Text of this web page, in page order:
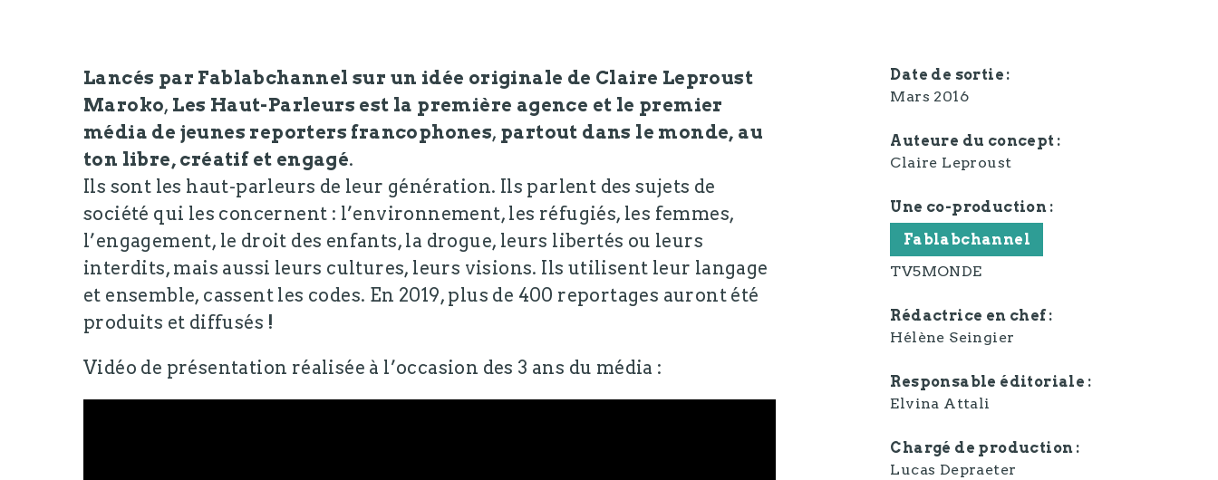
Lancés par Fablabchannel sur un idée originale de Claire Leproust
Maroko, Les Haut-Parleurs est la première agence et le premier
média de jeunes reporters francophones, partout dans le monde, au
ton libre, créatif et engagé.
Ils sont les haut-parleurs de leur génération. Ils parlent des sujets de
société qui les concernent : l’environnement, les réfugiés, les femmes,
l’engagement, le droit des enfants, la drogue, leurs libertés ou leurs
interdits, mais aussi leurs cultures, leurs visions. Ils utilisent leur langage
et ensemble, cassent les codes. En 2019, plus de 400 reportages auront été
produits et diffusés !
Vidéo de présentation réalisée à l’occasion des 3 ans du média :
Date de sortie
Mars 2016
Auteure du concept
Claire Leproust
Une co-production
Fablabchannel
TV5MONDE
Rédactrice en chef
Hélène Seingier
Responsable éditoriale
Elvina Attali
Chargé de production
Lucas Depraeter